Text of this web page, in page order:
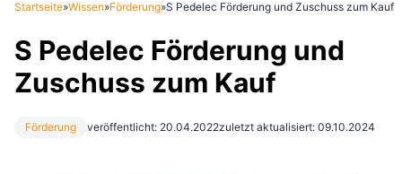
Startseite»Wissen»Förderung»S Pedelec Förderung und Zuschuss zum Kauf
S Pedelec Förderung und
Zuschuss zum Kauf
Förderung veröffentlicht: 20.04.2022zuletzt aktualisiert: 09.10.2024